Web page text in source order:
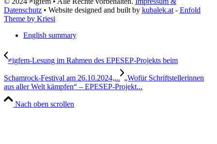
Datenschutz • Website designed and built by kubalek.at - Enfold
Theme by Kriesi
English summary
≠igfem-Lesung im Rahmen des EPESEP-Projekts beim
Schamrock-Festival am 26.10.2024,... „Wofür Schriftstellerinnen
aus aller Welt kämpfen“ – EPESEP-Projekt...
Nach oben scrollen